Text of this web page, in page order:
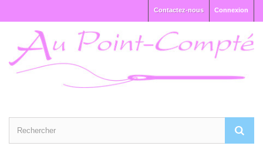
Connexion
Contactez-nous